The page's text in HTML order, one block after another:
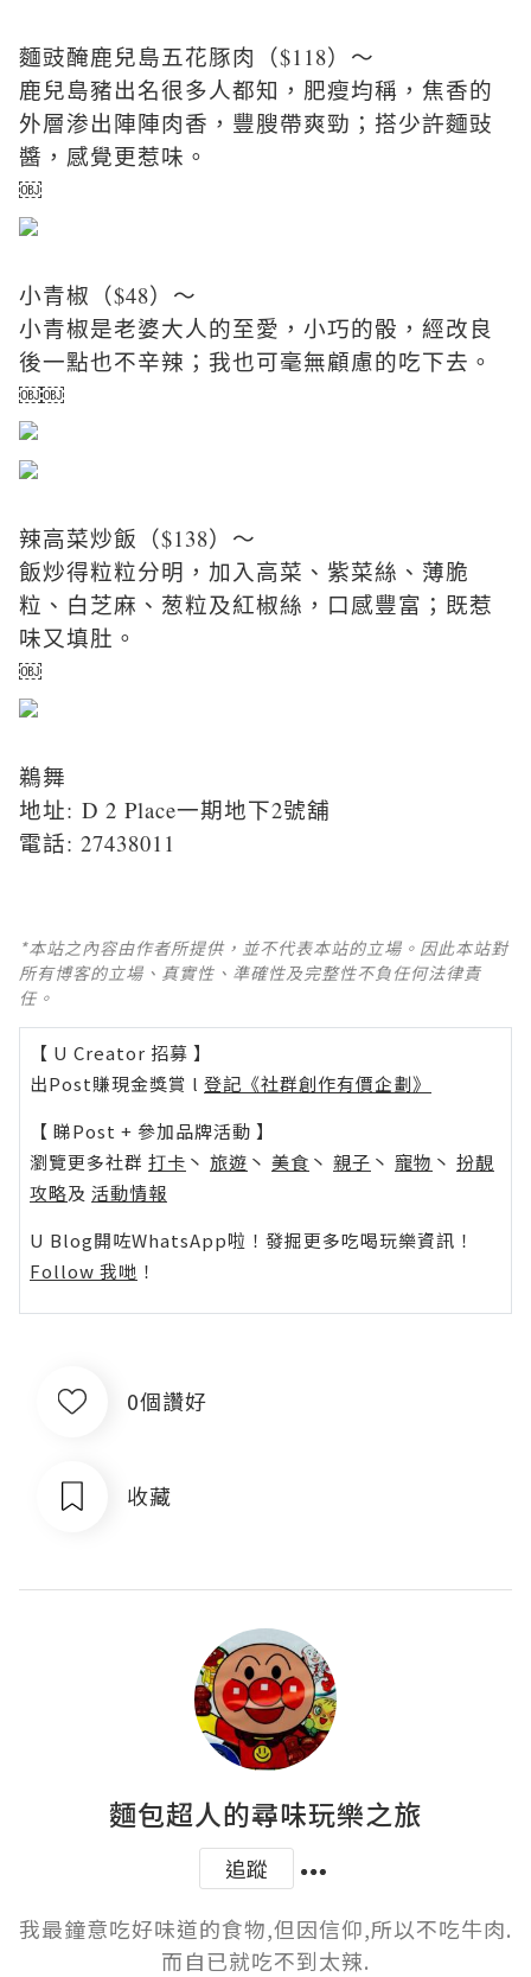
麵豉醃鹿兒島五花豚肉（$118）～
鹿兒島豬出名很多人都知，肥瘦均稱，焦香的
外層渗出陣陣肉香，豐膄帶爽勁；搭少許麵䜴
醬，感覺更惹味。
￼
小青椒（$48）～
小青椒是老婆大人的至愛，小巧的骰，經改良
後一點也不辛辣；我也可毫無顧慮的吃下去。
￼￼
辣高菜炒飯（$138）～
飯炒得粒粒分明，加入高菜、紫菜絲、薄脆
粒、白芝麻、葱粒及紅椒絲，口感豐富；既惹
味又填肚。
￼
鵜舞
地址: D 2 Place一期地下2號舖
電話: 27438011
*本站之內容由作者所提供，並不代表本站的立場。因此本站對
所有博客的立場、真實性、準確性及完整性不負任何法律責
任。
【 U Creator 招募 】
出Post賺現金獎賞 l 登記《社群創作有價企劃》
【 睇Post + 參加品牌活動 】
瀏覽更多社群 打卡 丶 旅遊 丶 美食 丶 親子 丶 寵物 丶 扮靚
攻略及 活動情報
U Blog開咗WhatsApp啦！發掘更多吃喝玩樂資訊！
Follow 我哋 ！
0個讚好
收藏
麵包超人的尋味玩樂之旅
追蹤
我最鐘意吃好味道的食物,但因信仰,所以不吃牛肉.
而自已就吃不到太辣.